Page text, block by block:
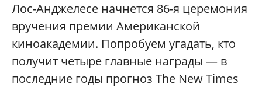
Лос-Анджелесе начнется 86-я церемония
вручения премии Американской
киноакадемии. Попробуем угадать, кто
получит четыре главные награды — в
последние годы прогноз The New Times